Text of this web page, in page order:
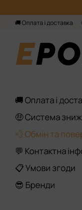
🚚 Оплата і доставка
🚚 Оплата і
🤑 Система
💨 Обмін та
💬 Контактна
📋 Умови згоди
😎 Бренди